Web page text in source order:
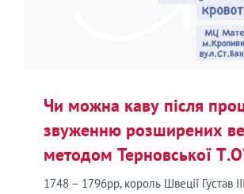
Чи можна каву після
звуженню розширених
методом Терновської
1748 – 1796рр, король Швеції Густав